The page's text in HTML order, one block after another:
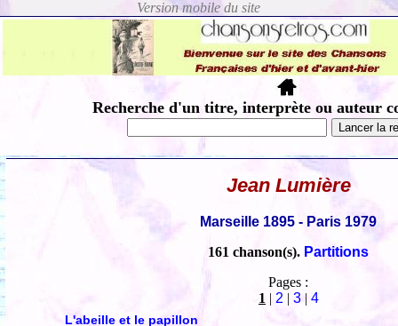
Recherche d'un titre, interprète ou auteur
Jean Lumière
Marseille 1895 - Paris 1979
161 chanson(s). Partitions
Pages :
1 | 2 | 3 | 4
L'abeille et le papillon